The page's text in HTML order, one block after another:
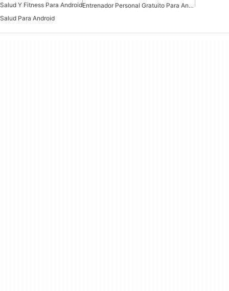
Salud Y Fitness Para Android
Entrenador Personal Gratuito Para Android
Salud Para Android